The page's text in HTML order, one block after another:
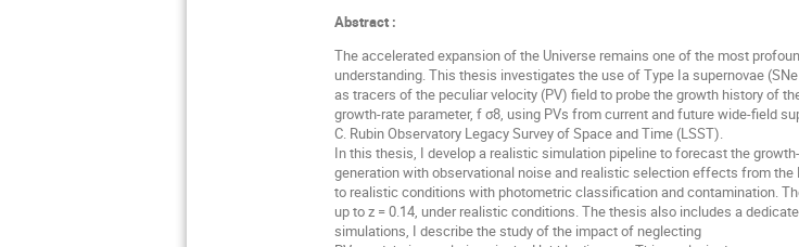
Abstract :
The accelerated expansion of the Universe remains one of the most
understanding. This thesis investigates the use of Type Ia supernovae
as tracers of the peculiar velocity (PV) field to probe the growth history of
growth-rate parameter, f σ8, using PVs from current and future wide-field
C. Rubin Observatory Legacy Survey of Space and Time (LSST).
In this thesis, I develop a realistic simulation pipeline to forecast the
generation with observational noise and realistic selection effects from
to realistic conditions with photometric classification and contamination.
up to z = 0.14, under realistic conditions. The thesis also includes a
simulations, I describe the study of the impact of neglecting